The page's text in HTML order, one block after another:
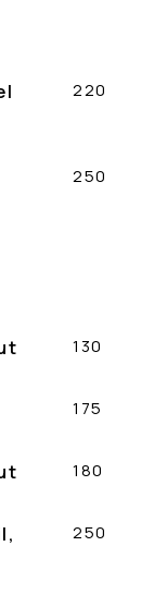
220
250
130
175
180
250